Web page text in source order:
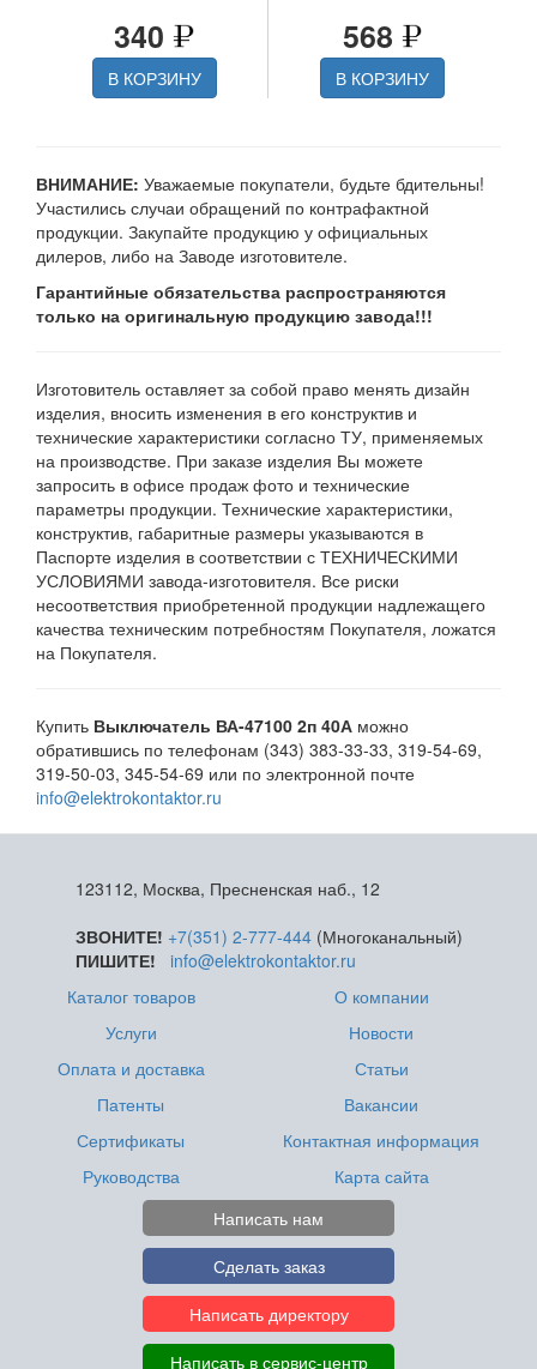
340
В КОРЗИНУ
568
В КОРЗИНУ
ВНИМАНИЕ: Уважаемые покупатели, будьте бдительны!
Участились случаи обращений по контрафактной
продукции. Закупайте продукцию у официальных
дилеров, либо на Заводе изготовителе.
Гарантийные обязательства распространяются
только на оригинальную продукцию завода!!!
Изготовитель оставляет за собой право менять дизайн
изделия, вносить изменения в его конструктив и
технические характеристики согласно ТУ, применяемых
на производстве. При заказе изделия Вы можете
запросить в офисе продаж фото и технические
параметры продукции. Технические характеристики,
конструктив, габаритные размеры указываются в
Паспорте изделия в соответствии с ТЕХНИЧЕСКИМИ
УСЛОВИЯМИ завода-изготовителя. Все риски
несоответствия приобретенной продукции надлежащего
качества техническим потребностям Покупателя, ложатся
на Покупателя.
Купить Выключатель ВА-47100 2п 40А можно
обратившись по телефонам (343) 383-33-33, 319-54-69,
319-50-03, 345-54-69 или по электронной почте
info@elektrokontaktor.ru
123112, Москва, Пресненская наб., 12
ЗВОНИТЕ! +7(351) 2-777-444(Многоканальный)
ПИШИТЕ!
info@elektrokontaktor.ru
Каталог товаров
Услуги
Оплата и доставка
Патенты
Сертификаты
Руководства
О компании
Новости
Статьи
Вакансии
Контактная информация
Карта сайта
Написать нам
Сделать заказ
Написать директору
Написать в сервис-центр